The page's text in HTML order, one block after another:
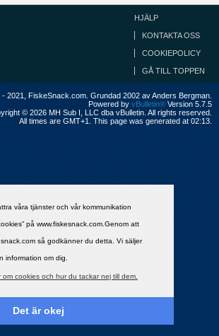
våra tjänster och vår kommunikation
på www.fiskesnack.com.Genom att
så godkänner du detta. Vi säljer
information om dig.
cookies och hur du tackar nej till dem.
Det är okej
HJÄLP
KONTAKTA OSS
COOKIEPOLICY
GÅ TILL TOPPEN
2021, FiskeSnack.com. Grundad 2002 av Anders Bergman.
Powered by vBulletin® Version 5.7.5
© 2026 MH Sub I, LLC dba vBulletin. All rights reserved.
All times are GMT+1. This page was generated at 02:13.